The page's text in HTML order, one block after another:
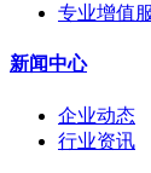
专业增值
新闻中心
企业动态
行业资讯